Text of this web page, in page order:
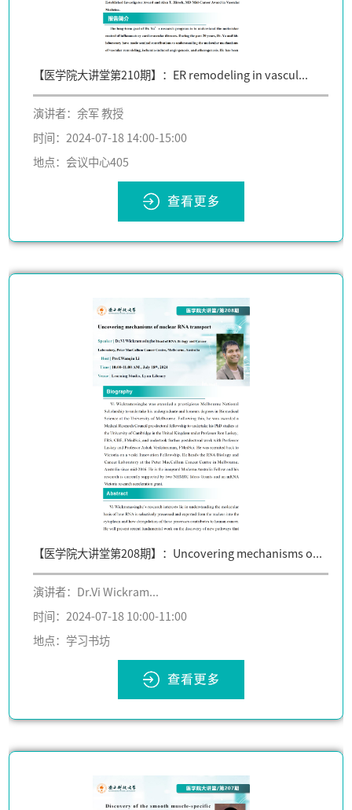
【医学院大讲堂第210期】：ER remodeling in vascul...
演讲者：余军 教授
时间：2024-07-18 14:00-15:00
地点：会议中心405
【医学院大讲堂第208期】：Uncovering mechanisms o...
演讲者：Dr.Vi Wickram...
时间：2024-07-18 10:00-11:00
地点：学习书坊